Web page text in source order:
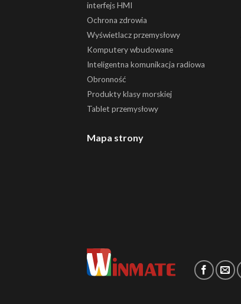
interfejs HMI
Ochrona zdrowia
Wyświetlacz przemysłowy
Komputery wbudowane
Inteligentna komunikacja radiowa
Obronność
Produkty klasy morskiej
Tablet przemysłowy
Mapa strony